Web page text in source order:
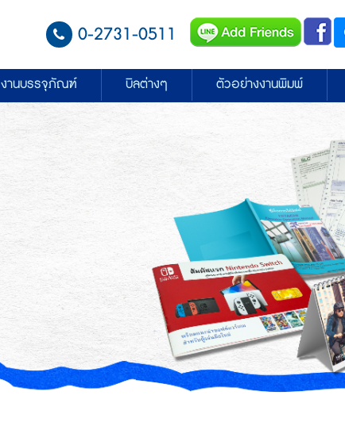
0-2731-0511
งานบรรจุภัณฑ์ บิลต่างๆ ตัวอย่างงานพิมพ์